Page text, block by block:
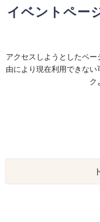
イベントペー
アクセスしようとしたペ
由により現在利用できな
ク